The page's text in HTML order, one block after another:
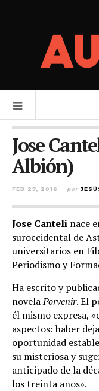
Jose
Albión)
FEB 27, 2016 por
Jose Canteli nace
suroccidental de
universitarios en
Periodismo y
Ha escrito y
novelaPorvenir. El
él mismo expresa,
aspectos: haber
oportunidad
su misteriosa y
anticipado de la
los treinta años».